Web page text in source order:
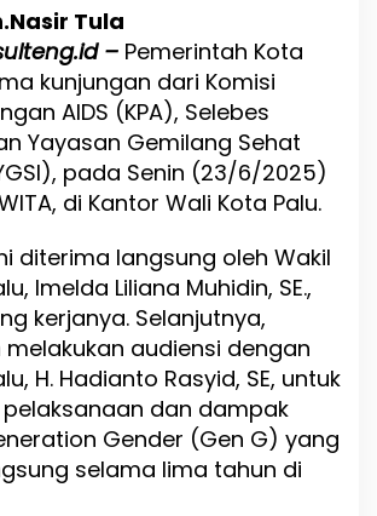
Y
S
I
P
p
a
r
n
C
a
a
i
a
n
L
i
Tula
– Pemerintah Kota
kunjungan dari Komisi
AIDS (KPA), Selebes
Yayasan Gemilang Sehat
pada Senin (23/6/2025)
di Kantor Wali Kota Palu.
diterima langsung oleh Wakil
Imelda Liliana Muhidin, SE.,
kerjanya. Selanjutnya,
audiensi dengan
H. Hadianto Rasyid, SE, untuk
dan dampak
Gender (Gen G) yang
selama lima tahun di